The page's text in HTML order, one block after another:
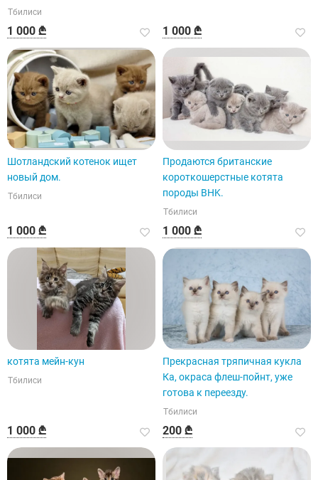
Тбилиси
1 000 ₾ 1 000 ₾
Шотландский котенок ищет
новый дом.
Тбилиси
1 000 ₾
Продаются британские
короткошерстные котята
породы BHK.
Тбилиси
1 000 ₾
котята мейн-кун
Тбилиси
1 000 ₾
Прекрасная тряпичная кукла
Ка, окраса флеш-пойнт, уже
готова к переезду.
Тбилиси
200 ₾